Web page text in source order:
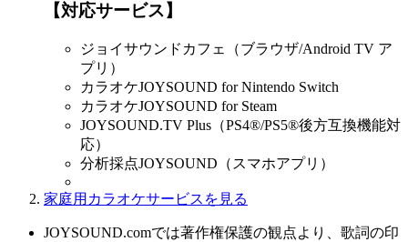
【対応サービス】
ジョイサウンドカフェ（ブラウザ/Android TV ア
プリ）
カラオケJOYSOUND for Nintendo Switch
カラオケJOYSOUND for Steam
JOYSOUND.TV Plus（PS4®/PS5®後方互換機能対
応）
分析採点JOYSOUND（スマホアプリ）
家庭用カラオケサービスを見る
JOYSOUND.comでは著作権保護の観点より、歌詞の印